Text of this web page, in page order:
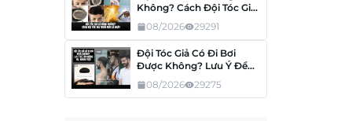
Không? Cách Đội Tóc Giả
Thoải Mái Cả Ngày
08/2026 29291
Đội Tóc Giả Có Đi Bơi
Được Không? Lưu Ý Để
Tóc Không Hư, Không
Tuột
08/2026 29275